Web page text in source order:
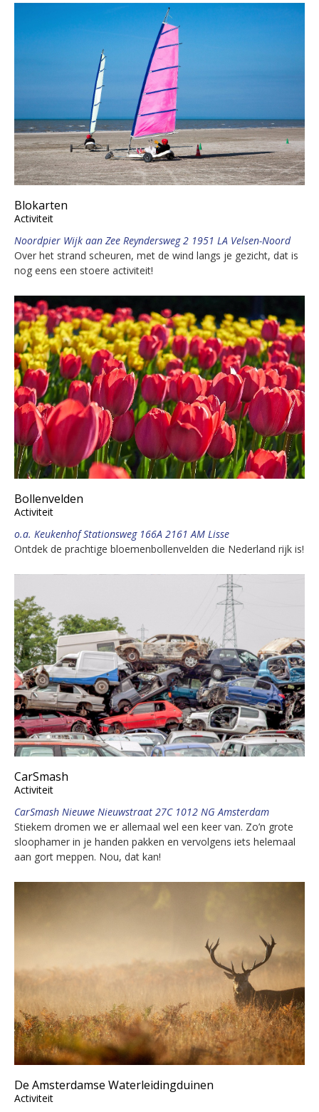
Blokarten
Activiteit
Noordpier Wijk aan Zee Reyndersweg 2 1951 LA Velsen-Noord
Over het strand scheuren, met de wind langs je gezicht, dat is
nog eens een stoere activiteit!
Bollenvelden
Activiteit
o.a. Keukenhof Stationsweg 166A 2161 AM Lisse
Ontdek de prachtige bloemenbollenvelden die Nederland rijk is!
CarSmash
Activiteit
CarSmash Nieuwe Nieuwstraat 27C 1012 NG Amsterdam
Stiekem dromen we er allemaal wel een keer van. Zo’n grote
sloophamer in je handen pakken en vervolgens iets helemaal
aan gort meppen. Nou, dat kan!
De Amsterdamse Waterleidingduinen
Activiteit